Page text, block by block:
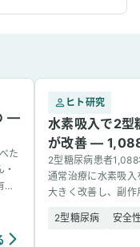
—
た
望
ヒト研究
水素吸入で2型
が改善 —
2型糖尿病患者
通常治療に水素吸
大きく改善し、副
2型糖尿病 安全